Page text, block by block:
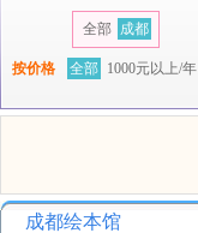
全部 成都
按价格 全部 1000元以上/年
成都绘本馆